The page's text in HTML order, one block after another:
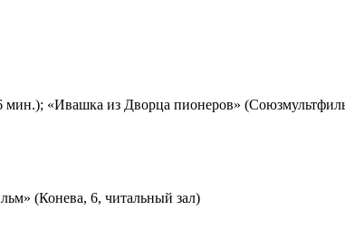
«Ивашка из Дворца пионеров»
(Конева, 6, читальный зал)